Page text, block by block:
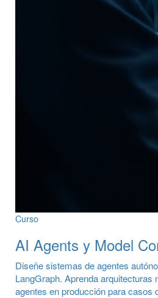
Curso
AI Agents y Model
Diseñe sistemas de agentes
LangGraph. Aprenda arquitecturas
agentes en producción para casos